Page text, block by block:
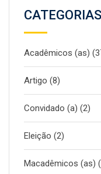
CATEGORIAS
Acadêmicos (as)
Artigo (8)
Convidado (a) (2)
Eleição (2)
Macadêmicos (as)